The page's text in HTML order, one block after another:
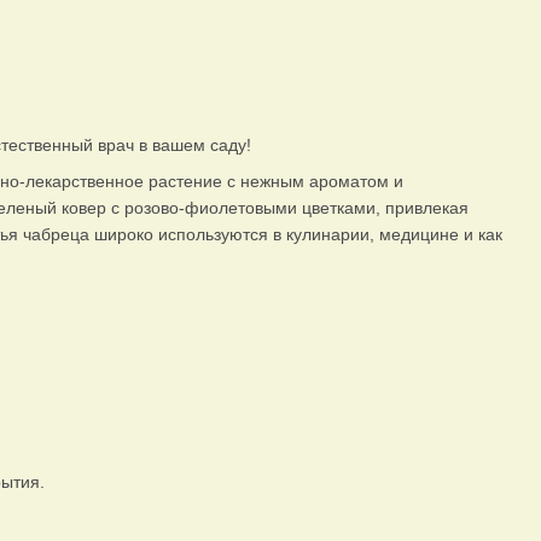
врач в вашем саду!
лекарственное растение с нежным ароматом и
ковер с розово-фиолетовыми цветками, привлекая
чабреца широко используются в кулинарии, медицине и как